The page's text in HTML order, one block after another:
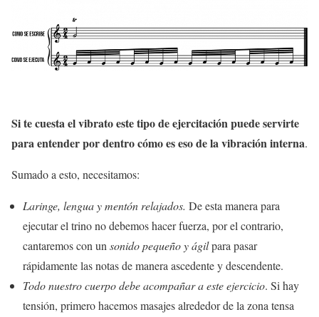
Si te cuesta el vibrato este tipo de ejercitación puede servirte
para entender por dentro cómo es eso de la vibración interna.
Sumado a esto, necesitamos:
Laringe, lengua y mentón relajados. De esta manera para
ejecutar el trino no debemos hacer fuerza, por el contrario,
cantaremos con unsonido pequeño y ágilpara pasar
rápidamente las notas de manera ascedente y descendente.
Todo nuestro cuerpo debe acompañar a este ejercicio. Si hay
tensión, primero hacemos masajes alrededor de la zona tensa